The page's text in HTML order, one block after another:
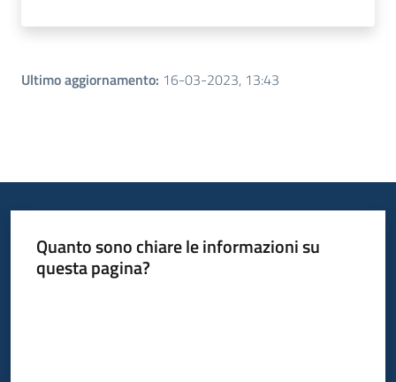
Ultimo aggiornamento: 16-03-2023, 13:43
Quanto sono chiare le informazioni su
questa pagina?